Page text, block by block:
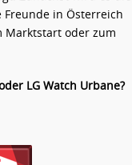
in Österreich
Marktstart oder zum
LG Watch Urbane?